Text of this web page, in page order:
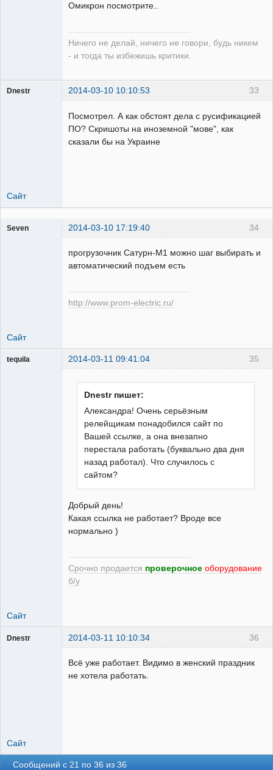
Омикрон посмотрите..
Ничего не делай, ничего не говори, будь никем
- и тогда ты избежишь критики.
33
Dnestr 2014-03-10 10:10:53
Посмотрел. А как обстоят дела с русификацией
ПО? Скришоты на иноземной "мове", как
сказали бы на Украине
Сайт
34
Seven 2014-03-10 17:19:40
прогрузочник Сатурн-М1 можно шаг выбирать и
автоматический подъем есть
http://www.prom-electric.ru/
Сайт
35
tequila 2014-03-11 09:41:04
Dnestr пишет:
Александра! Очень серьёзным
релейщикам понадобился сайт по
Вашей ссылке, а она внезапно
перестала работать (буквально два дня
назад работал). Что случилось с
сайтом?
Добрый день!
Какая ссылка не работает? Вроде все
нормально )
Срочно продается проверочное оборудование
б/у
Сайт
36
Dnestr 2014-03-11 10:10:34
Всё уже работает. Видимо в женский праздник
не хотела работать.
Сайт
Сообщений с 21 по 36 из 36